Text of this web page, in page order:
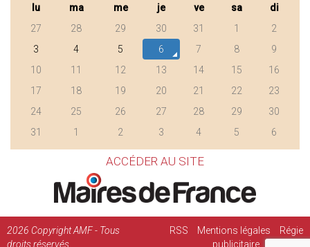
lu
ma me je ve sa
di
27
28 29 30 31 1
2
3
4 5 6 7 8
9
10
11 12 13 14 15
16
17
18 19 20 21 22
23
24
25 26 27 28 29
30
31
1 2 3 4 5 6
ACCÉDER AU SITE
2026 Copyright AMF - Tous
droits réservés
RSS Mentions légales
Régie
publicitaire